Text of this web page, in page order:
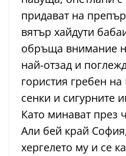
придават на
вятър хайдути
обръща внимание
най-отзад и
гористия гребен
сенки и сигурните
Като минават през
Али бей край
хергелето му и се